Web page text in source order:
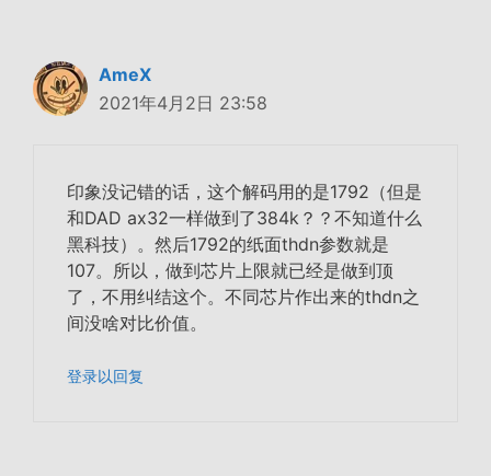
AmeX
2021年4月2日 23:58
印象没记错的话，这个解码用的是1792（但是
和DAD ax32一样做到了384k？？不知道什么
黑科技）。然后1792的纸面thdn参数就是
107。所以，做到芯片上限就已经是做到顶
了，不用纠结这个。不同芯片作出来的thdn之
间没啥对比价值。
登录以回复